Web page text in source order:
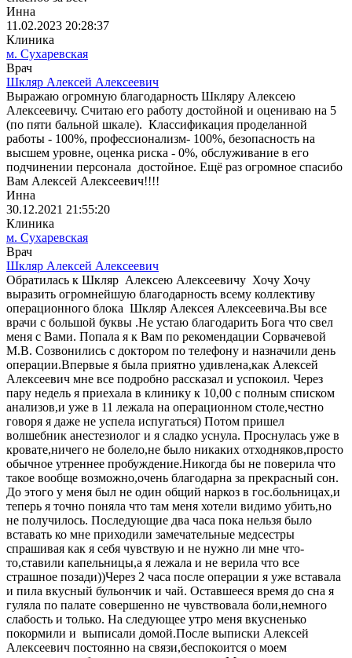
Инна
11.02.2023 20:28:37
Клиника
м. Сухаревская
Врач
Шкляр Алексей Алексеевич
Выражаю огромную благодарность Шкляру Алексею
Алексеевичу. Считаю его работу достойной и оцениваю на 5
(по пяти бальной шкале). Классификация проделанной
работы - 100%, профессионализм- 100%, безопасность на
высшем уровне, оценка риска - 0%, обслуживание в его
подчинении персонала достойное. Ещё раз огромное спасибо
Вам Алексей Алексеевич!!!!
Инна
30.12.2021 21:55:20
Клиника
м. Сухаревская
Врач
Шкляр Алексей Алексеевич
Обратилась к Шкляр Алексею Алексеевичу Хочу Хочу
выразить огромнейшую благодарность всему коллективу
операционного блока Шкляр Алексея Алексеевича.Вы все
врачи с большой буквы .Не устаю благодарить Бога что свел
меня с Вами. Попала я к Вам по рекомендации Сорвачевой
М.В. Созвонились с доктором по телефону и назначили день
операции.Впервые я была приятно удивлена,как Алексей
Алексеевич мне все подробно рассказал и успокоил. Через
пару недель я приехала в клинику к 10,00 с полным списком
анализов,и уже в 11 лежала на операционном столе,честно
говоря я даже не успела испугаться) Потом пришел
волшебник анестезиолог и я сладко уснула. Проснулась уже в
кровате,ничего не болело,не было никаких отходняков,просто
обычное утреннее пробуждение.Никогда бы не поверила что
такое вообще возможно,очень благодарна за прекрасный сон.
До этого у меня был не один общий наркоз в гос.больницах,и
теперь я точно поняла что там меня хотели видимо убить,но
не получилось. Последующие два часа пока нельзя было
вставать ко мне приходили замечательные медсестры
спрашивая как я себя чувствую и не нужно ли мне что-
то,ставили капельницы,а я лежала и не верила что все
страшное позади))Через 2 часа после операции я уже вставала
и пила вкусный бульончик и чай. Оставшееся время до сна я
гуляла по палате совершенно не чувствовала боли,немного
слабость и только. На следующее утро меня вкусненько
покормили и выписали домой.После выписки Алексей
Алексеевич постоянно на связи,беспокоится о моем